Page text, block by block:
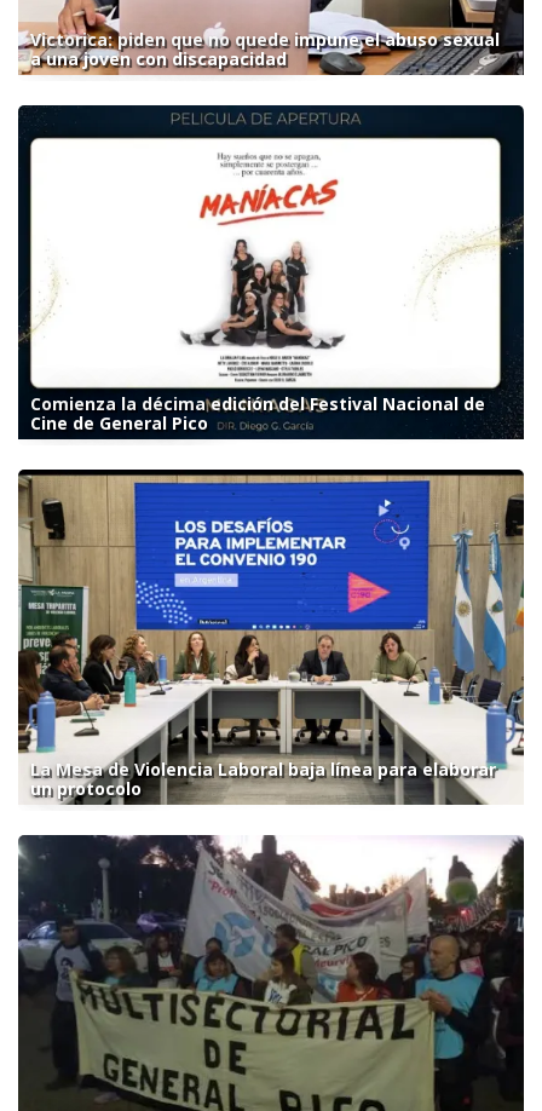
Victorica: piden que no quede impune el abuso sexual
a una joven con discapacidad
Comienza la décima edición del Festival Nacional de
Cine de General Pico
La Mesa de Violencia Laboral baja línea para elaborar
un protocolo